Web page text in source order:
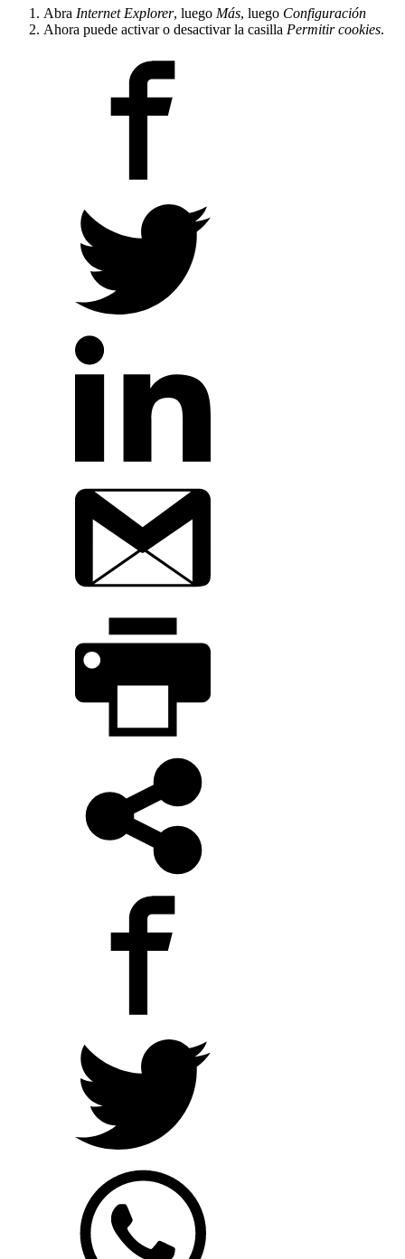
Abra Internet Explorer, luego Más, luego Configuración
Ahora puede activar o desactivar la casilla Permitir cookies.